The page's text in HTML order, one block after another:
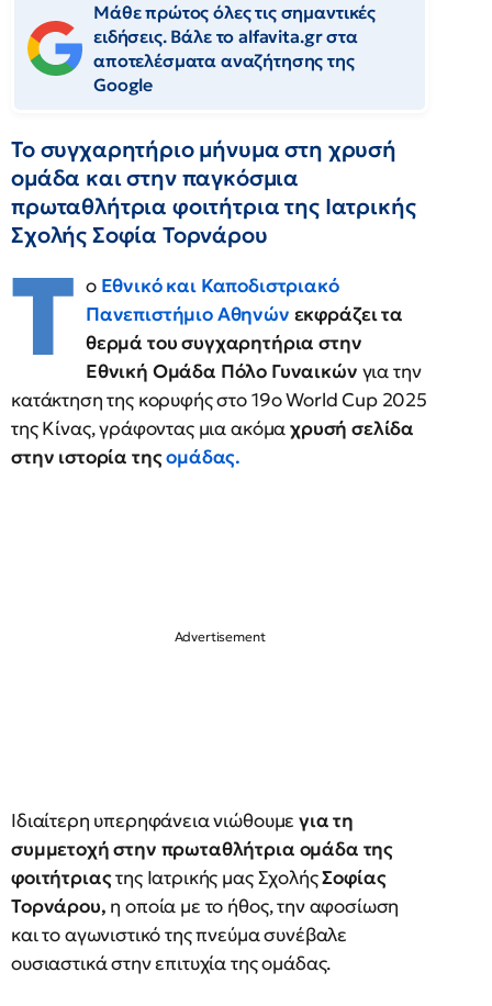
Μάθε πρώτος όλες τις σημαντικές
ειδήσεις. Βάλε το alfavita.gr στα
αποτελέσματα αναζήτησης της
Google
Το συγχαρητήριο μήνυμα στη χρυσή
ομάδα και στην παγκόσμια
πρωταθλήτρια φοιτήτρια της Ιατρικής
Σχολής Σοφία Τορνάρου
Τ ο Εθνικό και Καποδιστριακό
Πανεπιστήμιο Αθηνών εκφράζει τα
θερμά του συγχαρητήρια στην
Εθνική Ομάδα Πόλο Γυναικών για την
κατάκτηση της κορυφής στο 19ο World Cup 2025
της Κίνας, γράφοντας μια ακόμαχρυσή σελίδα
στην ιστορία τηςομάδας.
Ιδιαίτερη υπερηφάνεια νιώθουμεγια τη
συμμετοχή στην πρωταθλήτρια ομάδα της
φοιτήτριαςτης Ιατρικής μας ΣχολήςΣοφίας
Τορνάρου, η οποία με το ήθος, την αφοσίωση
και το αγωνιστικό της πνεύμα συνέβαλε
ουσιαστικά στην επιτυχία της ομάδας.